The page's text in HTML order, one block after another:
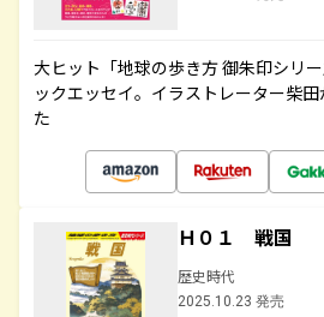
大ヒット「地球の歩き方 御朱印シリ
ックエッセイ。イラストレーター柴
た
Ｈ０１ 戦国
歴史時代
2025.10.23 発売